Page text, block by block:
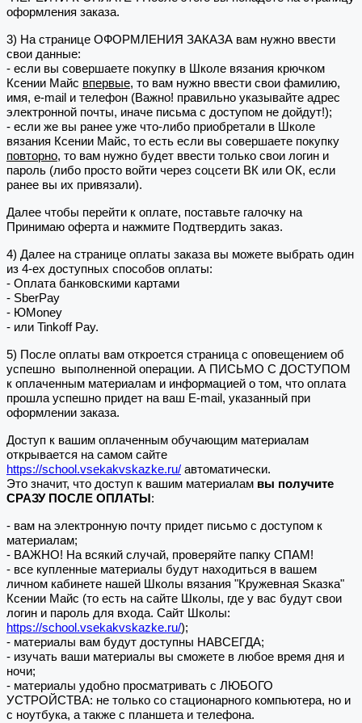
оформления заказа.
3) На странице ОФОРМЛЕНИЯ ЗАКАЗА вам нужно ввести
свои данные:
- если вы совершаете покупку в Школе вязания крючком
Ксении Майс впервые, то вам нужно ввести свои фамилию,
имя, e-mail и телефон (Важно! правильно указывайте адрес
электронной почты, иначе письма с доступом не дойдут!);
- если же вы ранее уже что-либо приобретали в Школе
вязания Ксении Майс, то есть если вы совершаете покупку
повторно, то вам нужно будет ввести только свои логин и
пароль (либо просто войти через соцсети ВК или ОК, если
ранее вы их привязали).
Далее чтобы перейти к оплате, поставьте галочку на
Принимаю оферта и нажмите Подтвердить заказ.
4) Далее на странице оплаты заказа вы можете выбрать один
из 4-ех доступных способов оплаты:
- Оплата банковскими картами
- SberPay
- ЮMoney
- или Tinkoff Pay.
5) После оплаты вам откроется страница с оповещением об
успешно выполненной операции. А ПИСЬМО С ДОСТУПОМ
к оплаченным материалам и информацией о том, что оплата
прошла успешно придет на ваш E-mail, указанный при
оформлении заказа.
Доступ к вашим оплаченным обучающим материалам
открывается на самом сайте
https://school.vsekakvskazke.ru/ автоматически.
Это значит, что доступ к вашим материалам вы получите
СРАЗУ ПОСЛЕ ОПЛАТЫ :
- вам на электронную почту придет письмо с доступом к
материалам;
- ВАЖНО! На всякий случай, проверяйте папку СПАМ!
- все купленные материалы будут находиться в вашем
личном кабинете нашей Школы вязания "Кружевная Sказка"
Ксении Майс (то есть на сайте Школы, где у вас будут свои
логин и пароль для входа. Сайт Школы:
https://school.vsekakvskazke.ru/);
- материалы вам будут доступны НАВСЕГДА;
- изучать ваши материалы вы сможете в любое время дня и
ночи;
- материалы удобно просматривать с ЛЮБОГО
УСТРОЙСТВА: не только со стационарного компьютера, но и
с ноутбука, а также с планшета и телефона.